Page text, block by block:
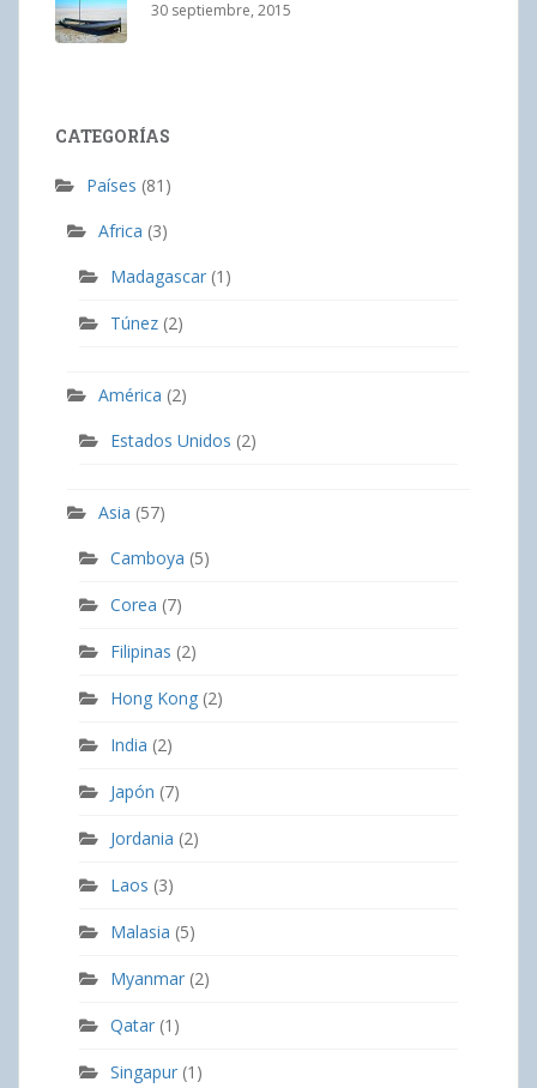
30 septiembre, 2015
CATEGORÍAS
Países (81)
Africa (3)
Madagascar (1)
Túnez (2)
América (2)
Estados Unidos (2)
Asia (57)
Camboya (5)
Corea (7)
Filipinas (2)
Hong Kong (2)
India (2)
Japón (7)
Jordania (2)
Laos (3)
Malasia (5)
Myanmar (2)
Qatar (1)
Singapur (1)